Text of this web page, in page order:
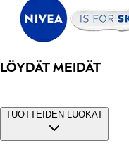
LÖYDÄT MEIDÄT
TUOTTEIDEN LUOKAT